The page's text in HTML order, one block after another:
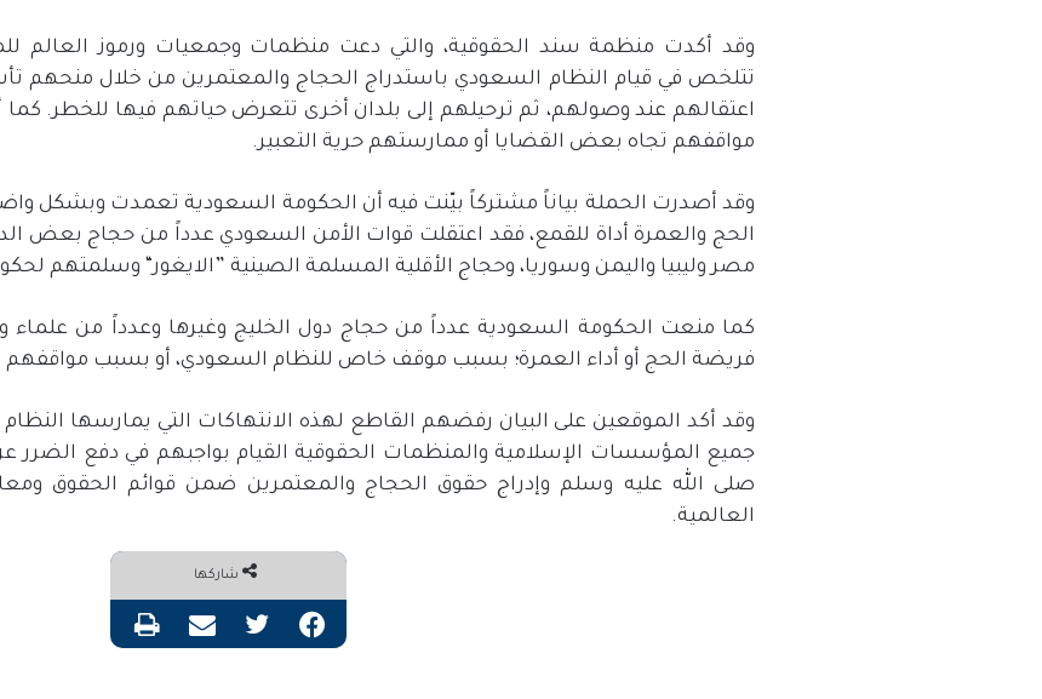
وقد أكدت منظمة سند الحقوقية، والتي دعت منظمات وجمعيات ورموز العالم
تتلخص في قيام النظام السعودي باستدراج الحجاج والمعتمرين من خلال منحهم
اعتقالهم عند وصولهم، ثم ترحيلهم إلى بلدان أخرى تتعرض حياتهم فيها للخطر.
مواقفهم تجاه بعض القضايا أو ممارستهم حرية التعبير.
وقد أصدرت الحملة بياناً مشتركاً بيّنت فيه أن الحكومة السعودية تعمدت وبشكل
الحج والعمرة أداة للقمع، فقد اعتقلت قوات الأمن السعودي عدداً من حجاج بعض
مصر وليبيا واليمن وسوريا، وحجاج الأقلية المسلمة الصينية ” الايغور“ وسلمتهم
كما منعت الحكومة السعودية عدداً من حجاج دول الخليج وغيرها وعدداً من علماء
فريضة الحج أو أداء العمرة؛ بسبب موقف خاص للنظام السعودي، أو بسبب مواقفهم
وقد أكد الموقعين على البيان رفضهم القاطع لهذه الانتهاكات التي يمارسها
جميع المؤسسات الإسلامية والمنظمات الحقوقية القيام بواجبهم في دفع
صلى الله عليه وسلم وإدراج حقوق الحجاج والمعتمرين ضمن قوائم الحقوق
العالمية.
شاركها
فيسبوك تويتر مشاركة عبر البريد طباعة